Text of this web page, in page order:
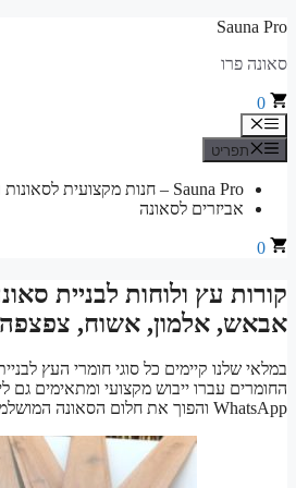
לדלג
Sauna Pro
סאונה פרו
0
תפריט
תפריט
Sauna Pro – חנות מקצועית לסאונות ואביזרי סאונה
אביזרים לסאונה
0
קורות עץ ולוחות לבניית
אבאש, אלמון, אשוח, צפצפה
במלאי שלנו קיימים כל סוגי חומרי העץ
WhatsApp והפוך את חלום הסאונה המושלמת למציאות!